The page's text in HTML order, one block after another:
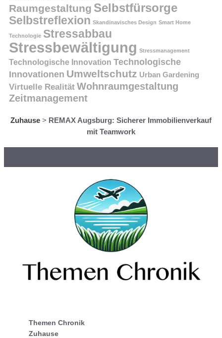
Raumgestaltung Selbstfürsorge
Selbstreflexion Skandinavisches Design Smart Home
Technologie Stressabbau
Stressbewältigung Stressmanagement
Technologische Innovation Technologische
Innovationen Umweltschutz Urban Gardening
Virtuelle Realität Wohnraumgestaltung
Zeitmanagement
Zuhause > REMAX Augsburg: Sicherer Immobilienverkauf
mit Teamwork
Themen Chronik
Zuhause